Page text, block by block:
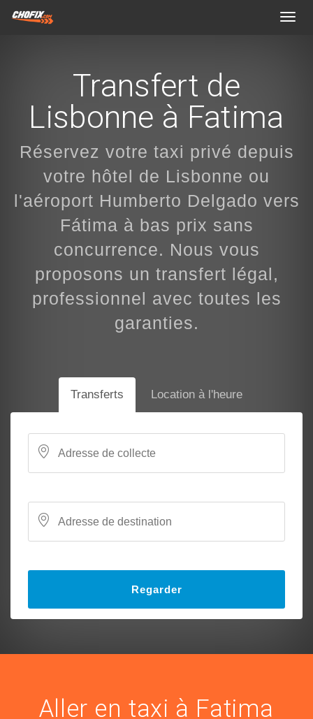
Transfert de
Lisbonne à Fatima
Réservez votre taxi privé depuis
votre hôtel de Lisbonne ou
l'aéroport Humberto Delgado vers
Fátima à bas prix sans
concurrence. Nous vous
proposons un transfert légal,
professionnel avec toutes les
garanties.
Transferts Location à l'heure
Regarder
Aller en taxi à Fatima